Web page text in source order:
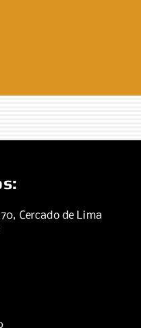
Cercado de Lima